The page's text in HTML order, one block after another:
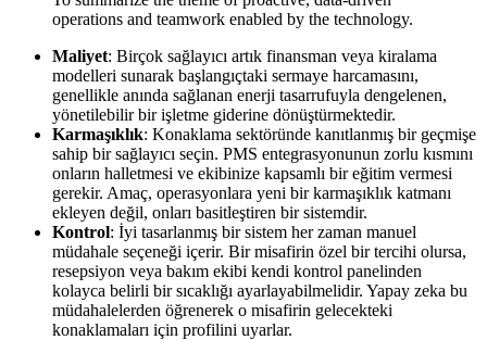
operations and teamwork enabled by the technology.
Maliyet: Birçok sağlayıcı artık finansman veya kiralama
modelleri sunarak başlangıçtaki sermaye harcamasını,
genellikle anında sağlanan enerji tasarrufuyla dengelenen,
yönetilebilir bir işletme giderine dönüştürmektedir.
Karmaşıklık: Konaklama sektöründe kanıtlanmış bir geçmişe
sahip bir sağlayıcı seçin. PMS entegrasyonunun zorlu kısmını
onların halletmesi ve ekibinize kapsamlı bir eğitim vermesi
gerekir. Amaç, operasyonlara yeni bir karmaşıklık katmanı
ekleyen değil, onları basitleştiren bir sistemdir.
Kontrol: İyi tasarlanmış bir sistem her zaman manuel
müdahale seçeneği içerir. Bir misafirin özel bir tercihi olursa,
resepsiyon veya bakım ekibi kendi kontrol panelinden
kolayca belirli bir sıcaklığı ayarlayabilmelidir. Yapay zeka bu
müdahalelerden öğrenerek o misafirin gelecekteki
konaklamaları için profilini uyarlar.